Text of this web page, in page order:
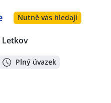
Nutně vás hledají
Letkov
Plný úvazek